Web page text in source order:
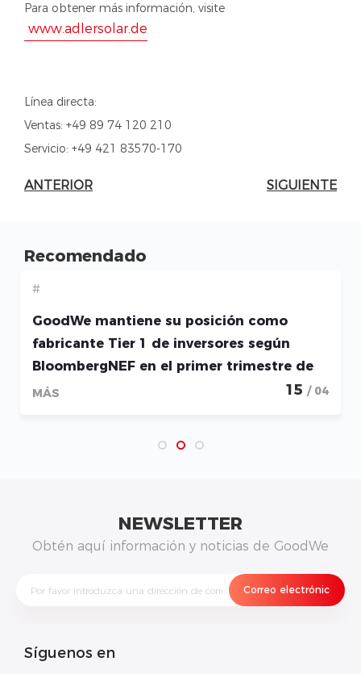
Para obtener más información, visite
www.adlersolar.de
Línea directa:
Ventas: +49 89 74 120 210
Servicio: +49 421 83570-170
ANTERIOR SIGUIENTE
Recomendado
#
GoodWe mantiene su posición como
fabricante Tier 1 de inversores según
BloombergNEF en el primer trimestre de
2026
MÁS 15 / 04
NEWSLETTER
Obtén aquí información y noticias de GoodWe
Síguenos en